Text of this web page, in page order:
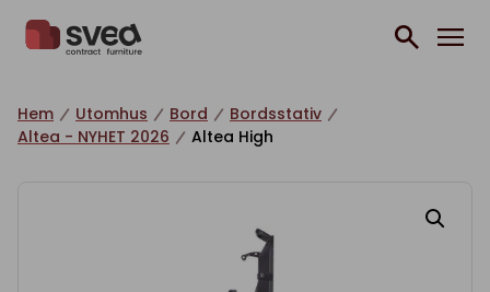
Hem Utomhus Bord
Bordsstativ
Altea - NYHET 2026
Altea High